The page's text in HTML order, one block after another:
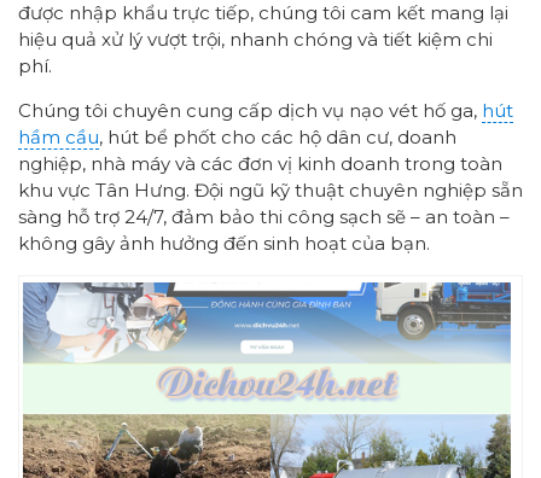
được nhập khẩu trực tiếp, chúng tôi cam kết mang lại
hiệu quả xử lý vượt trội, nhanh chóng và tiết kiệm chi
phí.
Chúng tôi chuyên cung cấp dịch vụ nạo vét hố ga, hút
hầm cầu, hút bể phốt cho các hộ dân cư, doanh
nghiệp, nhà máy và các đơn vị kinh doanh trong toàn
khu vực Tân Hưng. Đội ngũ kỹ thuật chuyên nghiệp sẵn
sàng hỗ trợ 24/7, đảm bảo thi công sạch sẽ – an toàn –
không gây ảnh hưởng đến sinh hoạt của bạn.